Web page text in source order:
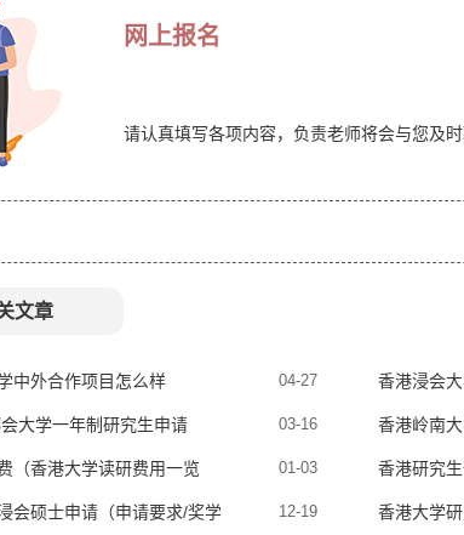
网上报名
请认真填写各项内容，负责老师将会与您及时
文章
中外合作项目怎么样 04-27 香港浸会
大学一年制研究生申请 03-16 香港岭南
（香港大学读研费用一览 01-03 香港研究
会硕士申请（申请要求/奖学 12-19 香港大学